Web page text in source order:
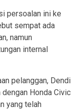
persoalan ini ke
sempat ada
namun
internal
pelanggan, Dendi
Honda Civic
yang telah